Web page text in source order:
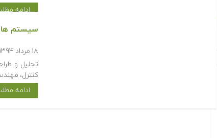
ادامه
سیستم
۱۸ مرداد ۱۳۹۴
تحلیل و
کنترل،
ادامه